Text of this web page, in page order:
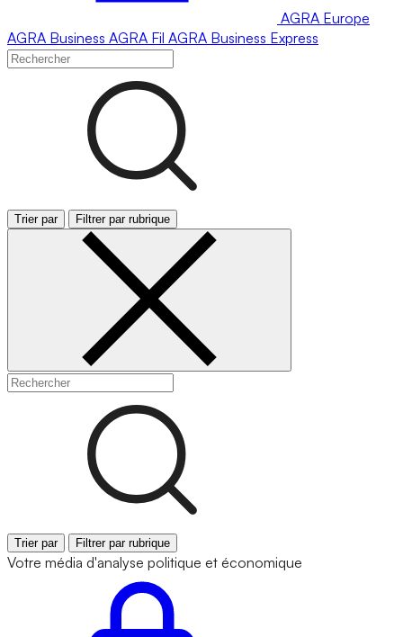
AGRA Europe
AGRA Business AGRA Fil AGRA Business Express
Trier par Filtrer par rubrique
Trier par Filtrer par rubrique
Votre média d'analyse politique et économique